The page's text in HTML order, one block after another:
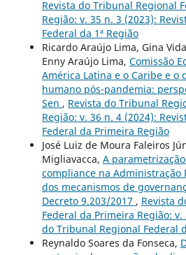
Revista do Tribunal Regional
Região: v. 35 n. 3 (2023):
Federal da 1ª Região
Ricardo Araújo Lima, Gina
Enny Araújo Lima, Comissão
América Latina e o Caribe e o
humano pós-pandemia:
Sen , Revista do Tribunal
Região: v. 36 n. 4 (2024):
Federal da Primeira Região
José Luiz de Moura Faleiros
Migliavacca, A
compliance na Administração
dos mecanismos de
Decreto 9.203/2017 , Revista
Federal da Primeira Região: v.
do Tribunal Regional Federal
Reynaldo Soares da Fonseca,